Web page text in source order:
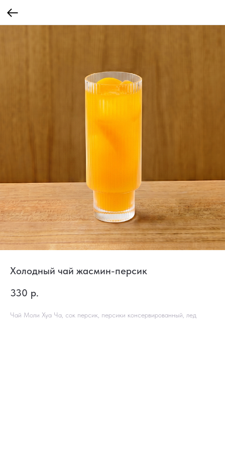
Холодный чай жасмин-персик
330 р.
Чай Моли Хуа Ча, сок персик, персики консервированный, лед